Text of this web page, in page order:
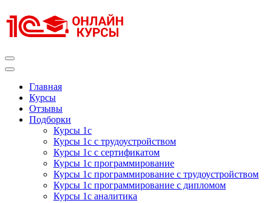
к
содержимому
Главная
Курсы
Отзывы
Подборки
Курсы 1с
Курсы 1с с трудоустройством
Курсы 1с с сертификатом
Курсы 1с программирование
Курсы 1с программирование с трудоустройством
Курсы 1с программирование с дипломом
Курсы 1с аналитика